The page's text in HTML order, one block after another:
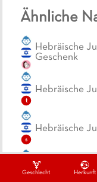
Geschlecht Herkunft
Ähnliche
Hebräische
Geschenk
t
Hebräische
s
Hebräische
Zweisilbige,